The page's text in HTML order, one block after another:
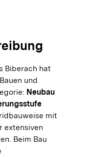
Biberach hat
und
Neubau
mit
extensiven
Beim Bau